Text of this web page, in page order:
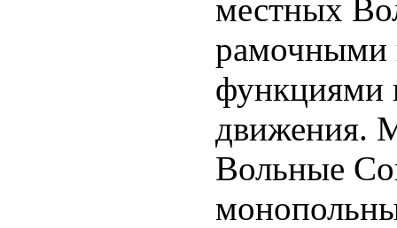
местных
функциями
движения.
Вольные